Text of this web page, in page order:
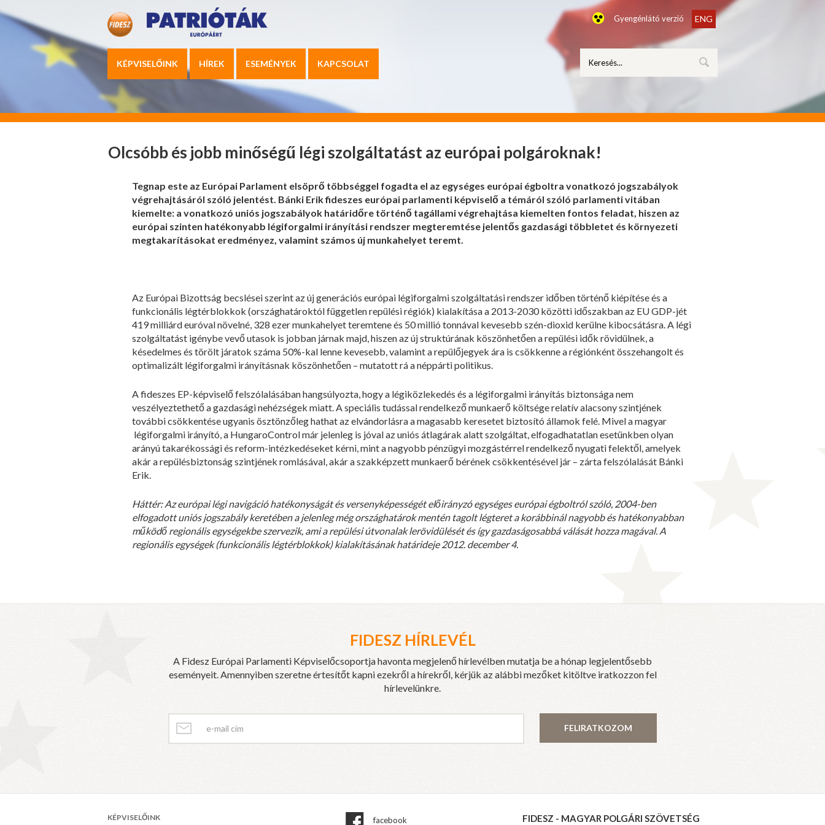
Gyengénlátó verzió ENG
KÉPVISELŐINK HÍREK ESEMÉNYEK KAPCSOLAT
Olcsóbb és jobb minőségű légi szolgáltatást az európai polgároknak!
Tegnap este az Európai Parlament elsöprő többséggel fogadta el az egységes európai égboltra vonatkozó jogszabályok
végrehajtásáról szóló jelentést. Bánki Erik fideszes európai parlamenti képviselő a témáról szóló parlamenti vitában
kiemelte: a vonatkozó uniós jogszabályok határidőre történő tagállami végrehajtása kiemelten fontos feladat, hiszen az
európai szinten hatékonyabb légiforgalmi irányítási rendszer megteremtése jelentős gazdasági többletet és környezeti
megtakarításokat eredményez, valamint számos új munkahelyet teremt.
Az Európai Bizottság becslései szerint az új generációs európai légiforgalmi szolgáltatási rendszer időben történő kiépítése és a
funkcionális légtérblokkok (országhatároktól független repülési régiók) kialakítása a 2013-2030 közötti időszakban az EU GDP-jét
419 milliárd euróval növelné, 328 ezer munkahelyet teremtene és 50 millió tonnával kevesebb szén-dioxid kerülne kibocsátásra. A légi
szolgáltatást igénybe vevő utasok is jobban járnak majd, hiszen az új struktúrának köszönhetően a repülési idők rövidülnek, a
késedelmes és törölt járatok száma 50%-kal lenne kevesebb, valamint a repülőjegyek ára is csökkenne a régiónként összehangolt és
optimalizált légiforgalmi irányításnak köszönhetően – mutatott rá a néppárti politikus.
A fideszes EP-képviselő felszólalásában hangsúlyozta, hogy a légiközlekedés és a légiforgalmi irányítás biztonsága nem
veszélyeztethető a gazdasági nehézségek miatt. A speciális tudással rendelkező munkaerő költsége relatív alacsony szintjének
további csökkentése ugyanis ösztönzőleg hathat az elvándorlásra a magasabb keresetet biztosító államok felé. Mivel a magyar
légiforgalmi irányító, a HungaroControl már jelenleg is jóval az uniós átlagárak alatt szolgáltat, elfogadhatatlan esetünkben olyan
arányú takarékossági és reform-intézkedéseket kérni, mint a nagyobb pénzügyi mozgástérrel rendelkező nyugati felektől, amelyek
akár a repülésbiztonság szintjének romlásával, akár a szakképzett munkaerő bérének csökkentésével jár – zárta felszólalását Bánki
Erik.
Háttér: Az európai légi navigáció hatékonyságát és versenyképességét előirányzó egységes európai égboltról szóló, 2004-ben
elfogadott uniós jogszabály keretében a jelenleg még országhatárok mentén tagolt légteret a korábbinál nagyobb és hatékonyabban
működő regionális egységekbe szervezik, ami a repülési útvonalak lerövidülését és így gazdaságosabbá válását hozza magával. A
regionális egységek (funkcionális légtérblokkok) kialakításának határideje 2012. december 4.
FIDESZ HÍRLEVÉL
A Fidesz Európai Parlamenti Képviselőcsoportja havonta megjelenő hírlevélben mutatja be a hónap legjelentősebb
eseményeit. Amennyiben szeretne értesítőt kapni ezekről a hírekről, kérjük az alábbi mezőket kitöltve iratkozzon fel
hírlevelünkre.
FELIRATKOZOM
KÉPVISELŐINK facebook FIDESZ - MAGYAR POLGÁRI SZÖVETSÉG